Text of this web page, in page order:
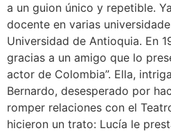
a un guion único y repetible.
docente en varias
Universidad de Antioquia. En
gracias a un amigo que lo
actor de Colombia”. Ella,
Bernardo, desesperado por
romper relaciones con el
hicieron un trato: Lucía le